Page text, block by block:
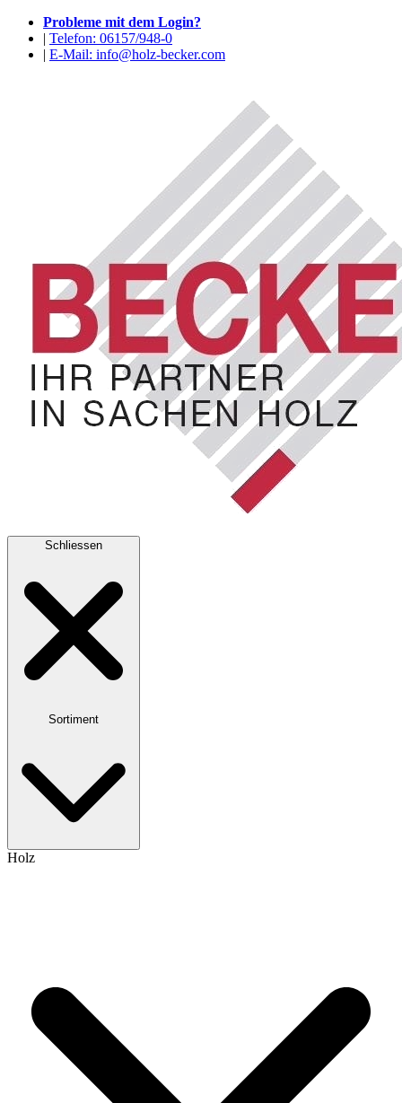
Probleme mit dem Login?
| Telefon: 06157/948-0
| E-Mail: info@holz-becker.com
Schliessen
Sortiment
Holz